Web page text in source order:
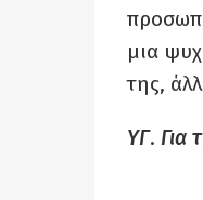
μια
της,
ΥΓ. Για